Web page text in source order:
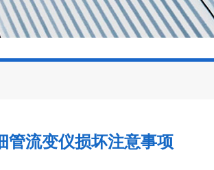
管流变仪损坏注意事项